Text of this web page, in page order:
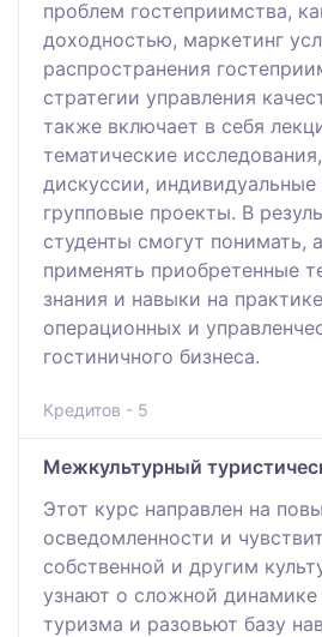
проблем гостеприимства,
доходностью, маркетинг
распространения
стратегии управления
также включает в себя
тематические
дискуссии, индивидуальные
групповые проекты. В
студенты смогут понимать,
применять приобретенные
знания и навыки на
операционных и
гостиничного бизнеса.
Кредитов - 5
Межкультурный
Этот курс направлен на
осведомленности и
собственной и другим
узнают о сложной динамике
туризма и разовьют базу